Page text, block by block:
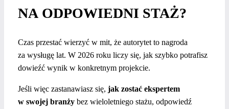
NA ODPOWIEDNI STAŻ?
Czas przestać wierzyć w mit, że autorytet to nagroda
za wysługę lat. W 2026 roku liczy się, jak szybko potrafisz
dowieźć wynik w konkretnym projekcie.
Jeśli więc zastanawiasz się, jak zostać ekspertem
w swojej branży bez wieloletniego stażu, odpowiedź